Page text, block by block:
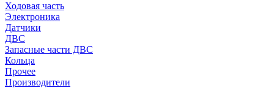
Ходовая часть
Электроника
Датчики
ДВС
Запасные части ДВС
Кольца
Прочее
Производители